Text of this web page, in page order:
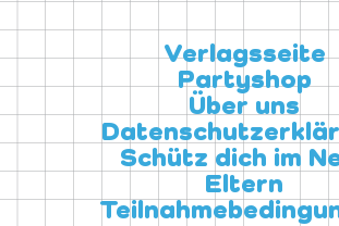
Verlagsseite
Partyshop
Über uns
Schütz dich im
Eltern